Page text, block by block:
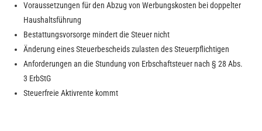
Voraussetzungen für den Abzug von Werbungskosten bei doppelter
Haushaltsführung
Bestattungsvorsorge mindert die Steuer nicht
Änderung eines Steuerbescheids zulasten des Steuerpflichtigen
Anforderungen an die Stundung von Erbschaftsteuer nach § 28 Abs.
3 ErbStG
Steuerfreie Aktivrente kommt